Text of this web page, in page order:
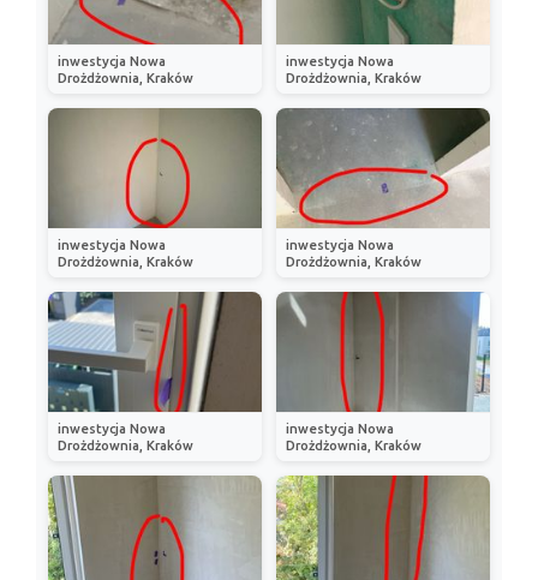
inwestycja Nowa
Drożdżownia, Kraków
inwestycja Nowa
Drożdżownia, Kraków
inwestycja Nowa
Drożdżownia, Kraków
inwestycja Nowa
Drożdżownia, Kraków
inwestycja Nowa
Drożdżownia, Kraków
inwestycja Nowa
Drożdżownia, Kraków